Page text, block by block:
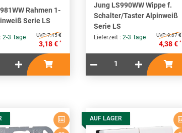
Rahmen 1-
Serie LS
2-3 Tage UVP:7,45 €
3,18 € *
Jung LS990WW Wippe f.
Schalter/Taster Alpinweiß
Serie LS
Lieferzeit : 2-3 Tage UVP:9,67 €
4,38 € *
AUF LAGER